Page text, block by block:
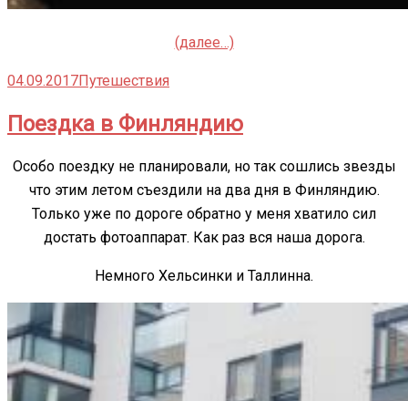
(далее…)
04.09.2017Путешествия
Поездка в Финляндию
Особо поездку не планировали, но так сошлись звезды
что этим летом съездили на два дня в Финляндию.
Только уже по дороге обратно у меня хватило сил
достать фотоаппарат. Как раз вся наша дорога.
Немного Хельсинки и Таллинна.